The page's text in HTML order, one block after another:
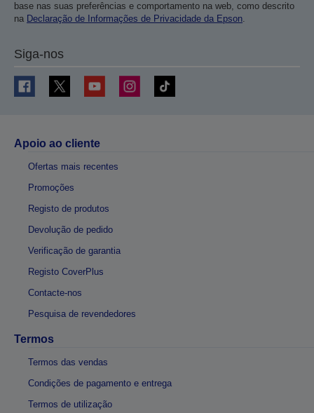
base nas suas preferências e comportamento na web, como descrito
na Declaração de Informações de Privacidade da Epson.
Siga-nos
Apoio ao cliente
Ofertas mais recentes
Promoções
Registo de produtos
Devolução de pedido
Verificação de garantia
Registo CoverPlus
Contacte-nos
Pesquisa de revendedores
Termos
Termos das vendas
Condições de pagamento e entrega
Termos de utilização